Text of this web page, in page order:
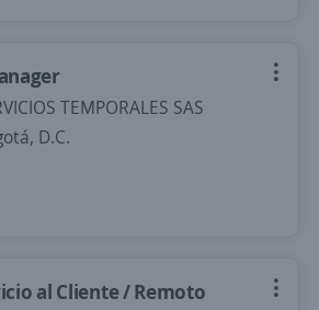
TEMPORALES SAS
D.C.
al Cliente / Remoto